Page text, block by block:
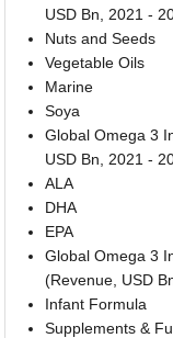
USD Bn, 2021 -
Nuts and Seeds
Vegetable Oils
Marine
Soya
Global Omega 3
USD Bn, 2021 -
ALA
DHA
EPA
Global Omega 3
(Revenue, USD
Infant Formula
Supplements &